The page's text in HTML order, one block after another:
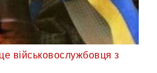
військовослужбовця з